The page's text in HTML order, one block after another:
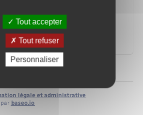
voisinage
légale et administrative
baseo.io
Tout accepter
Tout refuser
Personnaliser